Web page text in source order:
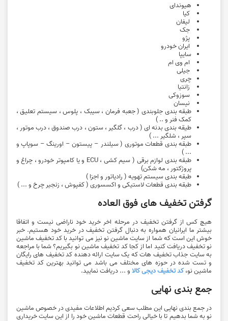
هيوندای
کیا
لیفان
جک
پژو
ایران خودرو
سایپا
ام وی ام
جیلی
چری
زانتیا
سوزوکی
نیسان
طبقه بندی جلوبندی ( جعبه فرمان ، سیبک ، پلوس ، سیستم تعلیق ،
کمک فنر و .. )
طیقه بندی بدنه ای ( درب ، گلگیر ، ستون ، درب صندوق ، درب موتور ،
سپر ، شلگیر ... )
طبقه بندی قطعات موتوری ( سیلندر – پیستون – اورینگ – سوپاپ و
... )
طبقه بندی لوازم برقی ( سیم کشی ، ECU و یا کامپوتر خودرو ، چراغ و
پروژکتور ، مه شکن)
طبقه بندی سیستم تهویه ( رادیاتور و اجزا )
طبقه بندی قطعات لاستیکی و اکسسوری ( کفپوش ، زنجیر چرخ و ... )
گرفتن تخفیف های فوق العاده
هیچ کس از گرفتن تخفیف در مرحله اخر خرید خود ناراضی نیست و اتفاقا
بیشتر ما ایرانیان همواره به دنبال گرفتن تخفیف در خرید خود هستیم. خبر
خوش این است که شما از سایت ماشین نو نیز می توانید با کد تخفیف ماشین
نو تخفیف دریافت کنید اما از کجا کد تخفیف ماشین نو بگیریم؟ شما با مراجعه
به سایت جذاب تخفیف هات که یک سایت ارائه دهنده کد تخفیف های رایگان
و تست شده در حوزه های مختلف می باشد می توانید بهترین کد تخفیف
ماشین نو، کد تخفیف دیجی کالا و ... دریافت نمایید.
جمع بندی نهایی
در جمع بندی نهایی این مطلب سعی کردیم اطلاعات مفیدی در خصوص ماشین
نو به شما بدهیم تا با خیالی راحت قطعات ماشین خود را از این سایت خریداری